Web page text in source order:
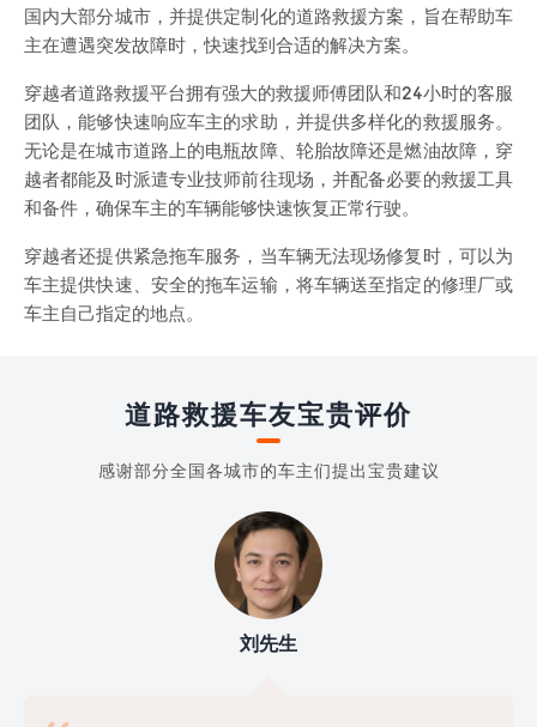
国内大部分城市，并提供定制化的道路救援方案，旨在帮助车
主在遭遇突发故障时，快速找到合适的解决方案。
穿越者道路救援平台拥有强大的救援师傅团队和24小时的客服
团队，能够快速响应车主的求助，并提供多样化的救援服务。
无论是在城市道路上的电瓶故障、轮胎故障还是燃油故障，穿
越者都能及时派遣专业技师前往现场，并配备必要的救援工具
和备件，确保车主的车辆能够快速恢复正常行驶。
穿越者还提供紧急拖车服务，当车辆无法现场修复时，可以为
车主提供快速、安全的拖车运输，将车辆送至指定的修理厂或
车主自己指定的地点。
道路救援车友宝贵评价
感谢部分全国各城市的车主们提出宝贵建议
刘先生